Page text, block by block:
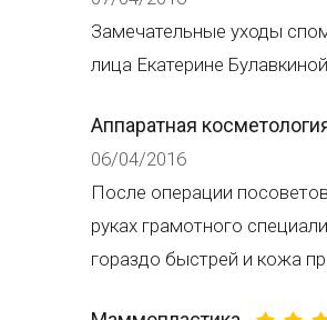
Замечательные уходы
лица Екатерине
Аппаратная
06/04/2016
После операции
руках грамотного
гораздо быстрей и кожа